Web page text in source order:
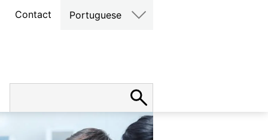
Contact Portuguese